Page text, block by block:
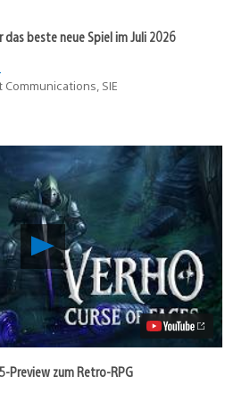
das beste neue Spiel im Juli 2026
SIE
Verho
–
Curse
of
Faces:
PS5-
Preview
zum
Retro-
Preview zum Retro-RPG